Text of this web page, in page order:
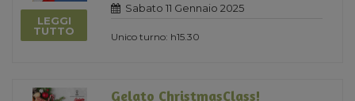
LEGGI
TUTTO
Sabato 11 Gennaio 2025
Unico turno: h15.30
Gelato ChristmasClass!